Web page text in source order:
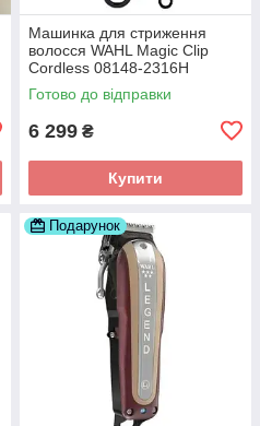
Машинка для стриження
волосся WAHL Magic Clip
Cordless 08148-2316H
Готово до відправки
6 299 ₴
Купити
Подарунок